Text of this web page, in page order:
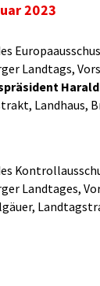
2023
Landtags,
Landhaus,
Landtages,